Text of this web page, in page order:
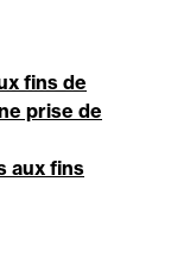
fins de
prise de
aux fins